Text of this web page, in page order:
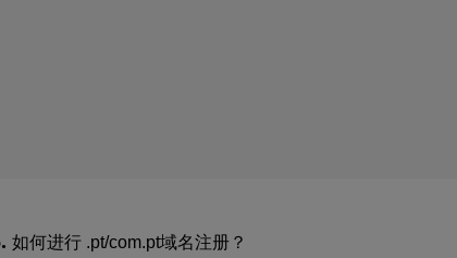
如何进行 .pt/com.pt域名注册？